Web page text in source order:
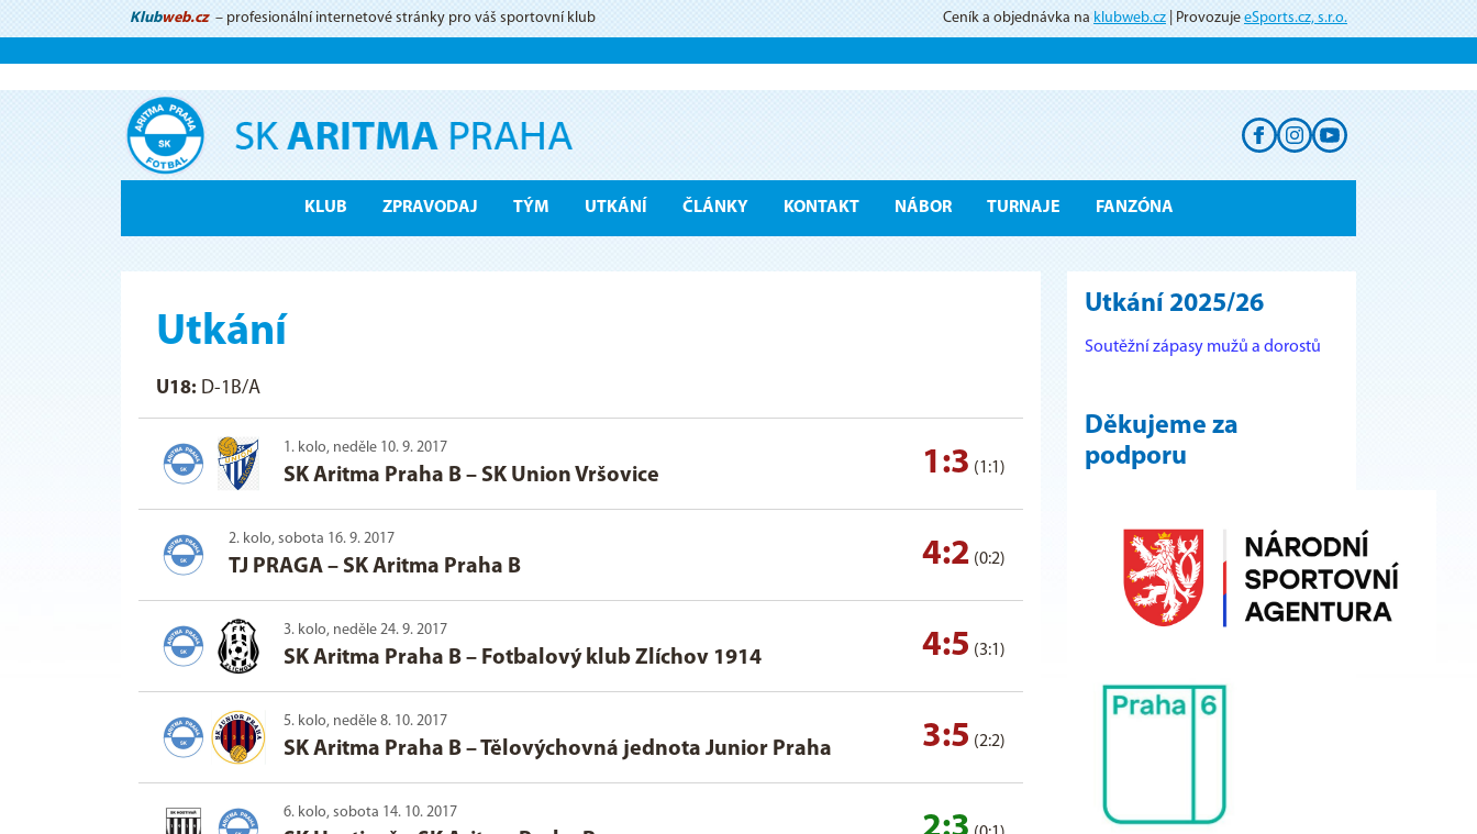
Klubweb.cz – profesionální internetové stránky pro váš sportovní klub Ceník a objednávka na klubweb.cz | Provozuje eSports.cz, s.r.o.
KLUB ZPRAVODAJ TÝM UTKÁNÍ ČLÁNKY KONTAKT NÁBOR TURNAJE FANZÓNA
Utkání
U18: D-1B/A
1. kolo, neděle 10. 9. 2017
SK Aritma Praha B – SK Union Vršovice 1:3 (1:1)
2. kolo, sobota 16. 9. 2017
TJ PRAGA – SK Aritma Praha B 4:2 (0:2)
3. kolo, neděle 24. 9. 2017
SK Aritma Praha B – Fotbalový klub Zlíchov 1914 4:5 (3:1)
5. kolo, neděle 8. 10. 2017
SK Aritma Praha B –Tělovýchovná jednota Junior Praha 3:5 (2:2)
6. kolo, sobota 14. 10. 2017
Utkání 2025/26
Soutěžní zápasy mužů a dorostů
Děkujeme za
podporu